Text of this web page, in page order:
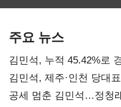
주요 뉴스
김민석, 누적 45.42%로
0.86%p(2보)
김민석, 제주·인천 당대
공세 멈춘 김민석…정청